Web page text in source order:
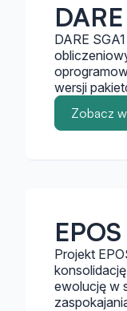
DARE
wersji
Zobacz
Projekt
ewolucję w